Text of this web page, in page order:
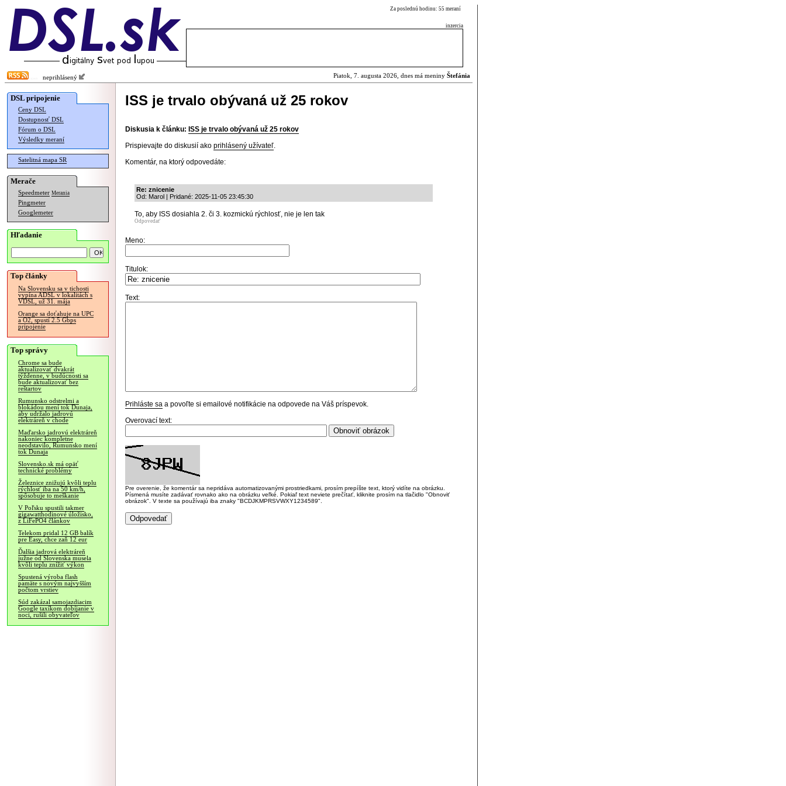
Za poslednú hodinu: 55 meraní
inzercia
neprihlásený Piatok, 7. augusta 2026, dnes má meniny Štefánia
DSL pripojenie
Ceny DSL
Dostupnosť DSL
Fórum o DSL
Výsledky meraní
Satelitná mapa SR
Merače
Speedmeter Merania
Pingmeter
Googlemeter
Hľadanie
Top články
Na Slovensku sa v tichosti
vypína ADSL v lokalitách s
VDSL, už 31. mája
Orange sa doťahuje na UPC
a O2, spustí 2.5 Gbps
pripojenie
Top správy
Chrome sa bude
aktualizovať dvakrát
týždenne, v budúcnosti sa
bude aktualizovať bez
reštartov
Rumunsko odstrelmi a
blokádou mení tok Dunaja,
aby udržalo jadrovú
elektráreň v chode
Maďarsko jadrovú elektráreň
nakoniec kompletne
neodstavilo, Rumunsko mení
tok Dunaja
Slovensko.sk má opäť
technické problémy
Železnice znižujú kvôli teplu
rýchlosť iba na 50 km/h,
spôsobuje to meškanie
V Poľsku spustili takmer
gigawatthodinové úložisko,
z LiFePO4 článkov
Telekom pridal 12 GB balík
pre Easy, chce zaň 12 eur
Ďalšia jadrová elektráreň
južne od Slovenska musela
kvôli teplu znížiť výkon
Spustená výroba flash
pamäte s novým najvyšším
počtom vrstiev
Súd zakázal samojazdiacim
Google taxíkom dobíjanie v
noci, rušili obyvateľov
ISS je trvalo obývaná už 25 rokov
Diskusia k článku: ISS je trvalo obývaná už 25 rokov
Prispievajte do diskusií ako prihlásený užívateľ.
Komentár, na ktorý odpovedáte:
Re: znicenie
Od: Marol | Pridané: 2025-11-05 23:45:30
To, aby ISS dosiahla 2. či 3. kozmickú rýchlosť, nie je len tak
Odpovedať
Meno:
Titulok:
Text:
Prihláste sa a povoľte si emailové notifikácie na odpovede na Váš príspevok.
Overovací text:
Pre overenie, že komentár sa nepridáva automatizovanými prostriedkami, prosím prepíšte text, ktorý vidíte na obrázku.
Písmená musíte zadávať rovnako ako na obrázku veľké. Pokiaľ text neviete prečítať, kliknite prosím na tlačidlo "Obnoviť
obrázok". V texte sa používajú iba znaky "BCDJKMPRSVWXY1234589".